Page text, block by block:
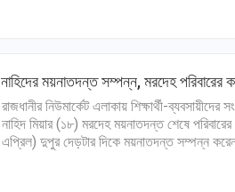
নাহিদের ময়নাতদন্ত সম্পন্ন, মরদেহ পরিবারের
রাজধানীর নিউমার্কেট এলাকায় শিক্ষার্থী-ব্যবসায়ীদের
নাহিদ মিয়ার (১৮) মরদেহ ময়নাতদন্ত শেষে
এপ্রিল) দুপুর দেড়টার দিকে ময়নাতদন্ত সম্পন্ন করেন